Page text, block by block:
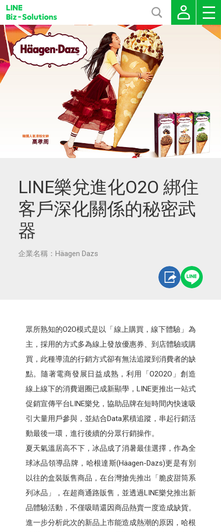
LINE樂兌進化O2O 綁住
客戶深化關係的秘密武
器
企業名稱：Häagen Dazs
眾所熟知的O2O模式是以「線上購買，線下體驗」為
主，採用的方式多為線上發放優惠券、到店體驗或購
買，此種導流的行銷方式卻有無法追蹤到消費者的缺
點。隨著電商發展日益成熟，利用「O2O2O」創造
線上線下的消費迴圈已成新顯學，LINE更推出一站式
促銷宣傳平台LINE樂兌，協助品牌在短時間內快速吸
引大量用戶參與，並結合Data累積追蹤，串起行銷活
動最後一環，進行後續的分眾行銷操作。
夏天氣溫居高不下，冰品成了消暑最佳選擇，作為全
球冰品領導品牌，哈根達斯(Häagen-Dazs)更是有別
以往的盒裝販售商品，在台灣搶先推出「脆皮甜筒系
列冰品」，在超商通路販售，並透過LINE樂兌推出新
品體驗活動，不僅吸睛還因商品熱賣一度造成缺貨。
進一步分析此次的新品上市能造成熱潮的原因，哈根